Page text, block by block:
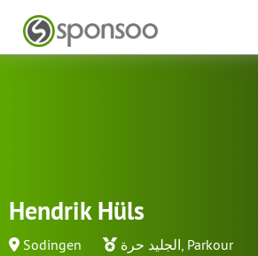
Hendrik Hüls
Sodingen الجليد حرة, Parkour